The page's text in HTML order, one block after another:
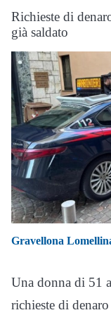
Richieste di
già saldato
Gravellona
Una donna di 51
richieste di